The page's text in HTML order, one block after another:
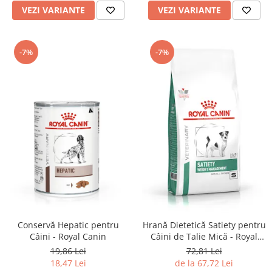
VEZI VARIANTE VEZI VARIANTE
-7%
Conservă Hepatic pentru
Câini - Royal Canin
19,86 Lei
18,47 Lei
-7%
Hrană Dietetică Satiety pentru
Câini de Talie Mică - Royal
Canin
72,81 Lei
de la 67,72 Lei